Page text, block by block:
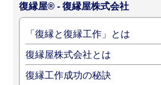
復縁屋® - 復縁屋株式会社
「復縁と復縁工作」とは
復縁屋株式会社とは
復縁工作成功の秘訣